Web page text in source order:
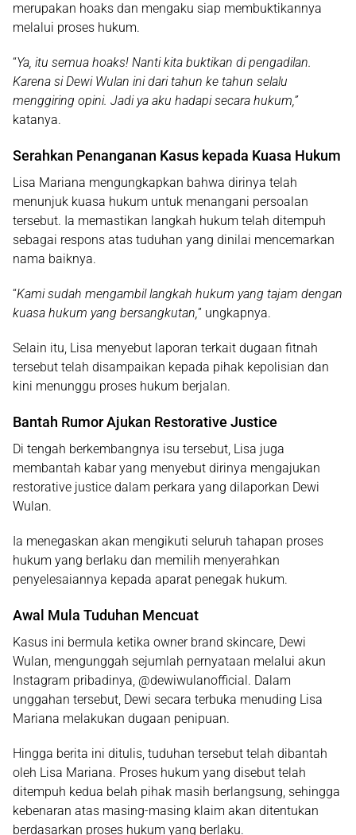
merupakan hoaks dan mengaku siap membuktikannya
melalui proses hukum.
“Ya, itu semua hoaks! Nanti kita buktikan di pengadilan.
Karena si Dewi Wulan ini dari tahun ke tahun selalu
menggiring opini. Jadi ya aku hadapi secara hukum,”
katanya.
Serahkan Penanganan Kasus kepada Kuasa Hukum
Lisa Mariana mengungkapkan bahwa dirinya telah
menunjuk kuasa hukum untuk menangani persoalan
tersebut. Ia memastikan langkah hukum telah ditempuh
sebagai respons atas tuduhan yang dinilai mencemarkan
nama baiknya.
“Kami sudah mengambil langkah hukum yang tajam dengan
kuasa hukum yang bersangkutan,” ungkapnya.
Selain itu, Lisa menyebut laporan terkait dugaan fitnah
tersebut telah disampaikan kepada pihak kepolisian dan
kini menunggu proses hukum berjalan.
Bantah Rumor Ajukan Restorative Justice
Di tengah berkembangnya isu tersebut, Lisa juga
membantah kabar yang menyebut dirinya mengajukan
restorative justice dalam perkara yang dilaporkan Dewi
Wulan.
Ia menegaskan akan mengikuti seluruh tahapan proses
hukum yang berlaku dan memilih menyerahkan
penyelesaiannya kepada aparat penegak hukum.
Awal Mula Tuduhan Mencuat
Kasus ini bermula ketika owner brand skincare, Dewi
Wulan, mengunggah sejumlah pernyataan melalui akun
Instagram pribadinya, @dewiwulanofficial. Dalam
unggahan tersebut, Dewi secara terbuka menuding Lisa
Mariana melakukan dugaan penipuan.
Hingga berita ini ditulis, tuduhan tersebut telah dibantah
oleh Lisa Mariana. Proses hukum yang disebut telah
ditempuh kedua belah pihak masih berlangsung, sehingga
kebenaran atas masing-masing klaim akan ditentukan
berdasarkan proses hukum yang berlaku.